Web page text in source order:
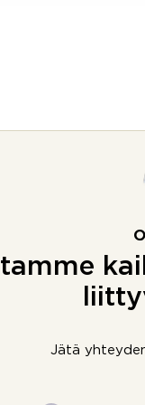
Jätä